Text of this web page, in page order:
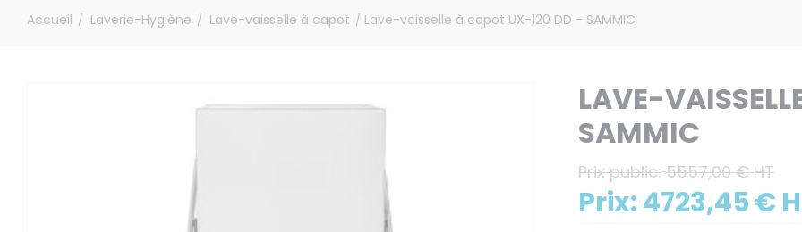
Accueil / Laverie-Hygiène / Lave-vaisselle à capot / Lave-vaisselle à capot UX-120 DD - SAMMIC
LAVE-
SAMMIC
Prix public: 5557,00 € HT
Prix:4723,45 €